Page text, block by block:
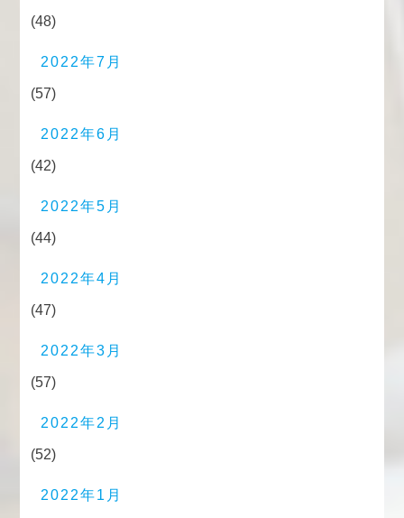
(48)
2022年7月
(57)
2022年6月
(42)
2022年5月
(44)
2022年4月
(47)
2022年3月
(57)
2022年2月
(52)
2022年1月